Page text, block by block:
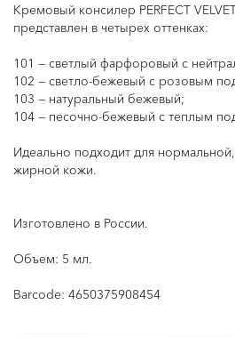
Кремовый консилер PERFECT
представлен в четырех оттенках:
101 — светлый фарфоровый с
102 — светло-бежевый с розовым
103 — натуральный бежевый;
104 — песочно-бежевый с теплым
Идеально подходит для
жирной кожи.
Изготовлено в России.
Объем: 5 мл.
Barcode: 4650375908454